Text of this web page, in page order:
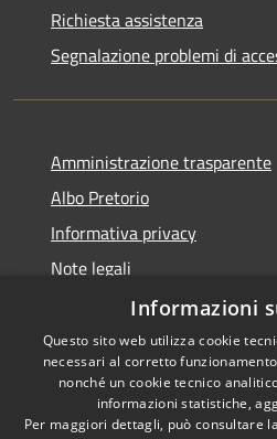
Richiesta assistenza
Segnalazione problemi di
Amministrazione trasparente
Albo Pretorio
Informativa privacy
Note legali
Dichiarazione di accessibilità
RSS
Informazioni
Questo sito web utilizza cookie
necessari al corretto
nonché un cookie tecnico
informazioni statistiche,
Per maggiori dettagli, può consultare